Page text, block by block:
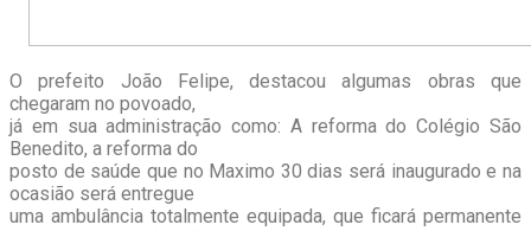
O prefeito João Felipe, destacou algumas obras que
chegaram no povoado,
já em sua administração como: A reforma do Colégio São
Benedito, a reforma do
posto de saúde que no Maximo 30 dias será inaugurado e na
ocasião será entregue
uma ambulância totalmente equipada, que ficará permanente